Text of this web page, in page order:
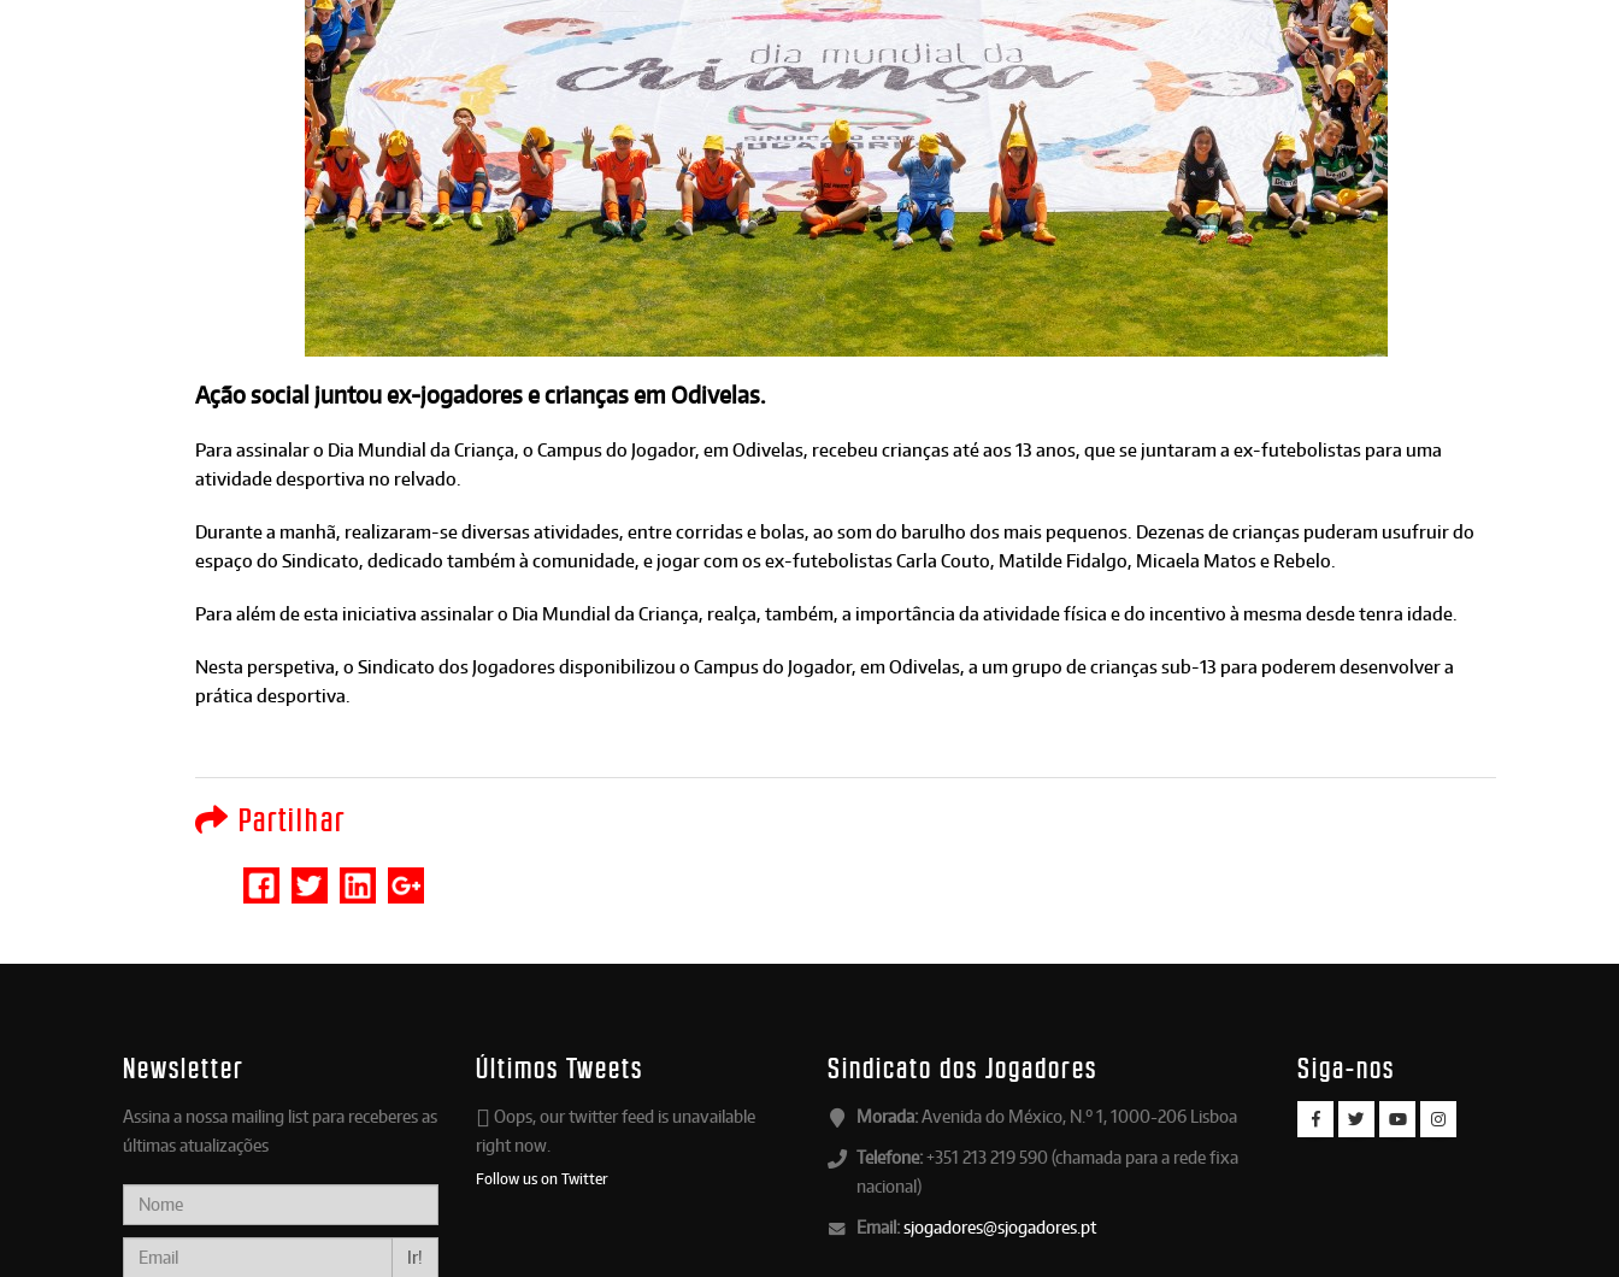
Ação social juntou ex-jogadores e crianças em Odivelas.
Para assinalar o Dia Mundial da Criança, o Campus do Jogador, em Odivelas, recebeu crianças até aos 13 anos, que se juntaram a ex-futebolistas para uma
atividade desportiva no relvado.
Durante a manhã, realizaram-se diversas atividades, entre corridas e bolas, ao som do barulho dos mais pequenos. Dezenas de crianças puderam usufruir do
espaço do Sindicato, dedicado também à comunidade, e jogar com os ex-futebolistas Carla Couto, Matilde Fidalgo, Micaela Matos e Rebelo.
Para além de esta iniciativa assinalar o Dia Mundial da Criança, realça, também, a importância da atividade física e do incentivo à mesma desde tenra idade.
Nesta perspetiva, o Sindicato dos Jogadores disponibilizou o Campus do Jogador, em Odivelas, a um grupo de crianças sub-13 para poderem desenvolver a
prática desportiva.
Partilhar
Newsletter
Assina a nossa mailing list para receberes as
últimas atualizações
Ir!
Últimos Tweets
Oops, our twitter feed is unavailable
right now.
Follow us on Twitter
Sindicato dos Jogadores
Morada:Avenida do México, N.º 1, 1000-206 Lisboa
Telefone:+351 213 219 590 (chamada para a rede fixa
nacional)
Email:sjogadores@sjogadores.pt
Siga-nos